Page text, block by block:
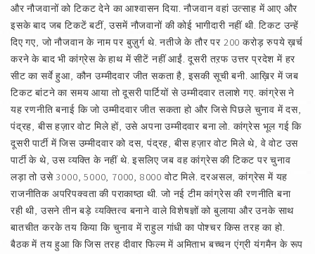
और नौजवानों को टिकट देने का आश्वासन दिया. नौजवान वहां उत्साह में आए और
इसके बाद जब टिकटें बटीं, उसमें नौजवानों की कोई भागीदारी नहीं थी. टिकट उन्हें
दिए गए, जो नौजवान के नाम पर बुज़ुर्ग थे. नतीजे के तौर पर 200 करोड़ रुपये ख़र्च
करने के बाद भी कांग्रेस के हाथ में सीटें नहीं आईं. दूसरी तऱफ उत्तर प्रदेश में हर
सीट का सर्वे हुआ, कौन उम्मीदवार जीत सकता है, इसकी सूची बनी. आख़िर में जब
टिकट बांटने का समय आया तो दूसरी पार्टियों से उम्मीदवार तलाशे गए. कांग्रेस ने
यह रणनीति बनाई कि जो उम्मीदवार जीत सकता हो और जिसे पिछले चुनाव में दस,
पंद्रह, बीस हज़ार वोट मिले हों, उसे अपना उम्मीदवार बना लो. कांग्रेस भूल गई कि
दूसरी पार्टी में जिस उम्मीदवार को दस, पंद्रह, बीस हज़ार वोट मिले थे, वे वोट उस
पार्टी के थे, उस व्यक्ति के नहीं थे. इसलिए जब वह कांग्रेस की टिकट पर चुनाव
लड़ा तो उसे 3000, 5000, 7000, 8000 वोट मिले. दरअसल, कांग्रेस में यह
राजनीतिक अपरिपक्वता की पराकाष्ठा थी. जो नई टीम कांग्रेस की रणनीति बना
रही थी, उसने तीन बड़े व्यक्तित्व बनाने वाले विशेषज्ञों को बुलाया और उनके साथ
बातचीत करके तय किया कि चुनाव में राहुल गांधी का पोश्चर किस तरह का हो.
बैठक में तय हुआ कि जिस तरह दीवार फिल्म में अमिताभ बच्चन एंग्री यंगमैन के रूप